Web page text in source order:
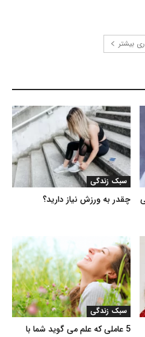
بیشتر
سبک زندگی
چقدر به ورزش نیاز دارید؟
سبک زندگی
5 عاملی که علم می گوید شما با